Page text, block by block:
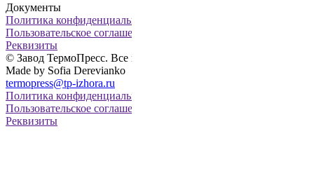
Документы
Политика конфиденциальности
Пользовательское соглашение
Реквизиты
© Завод ТермоПресс. Все права сайта защищены
Made by Sofia Derevianko
termopress@tp-izhora.ru
Политика конфиденциальности
Пользовательское соглашение
Реквизиты